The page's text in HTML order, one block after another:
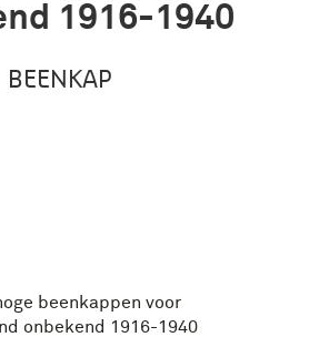
1916-1940
BEENKAP
beenkappen voor
onbekend 1916-1940